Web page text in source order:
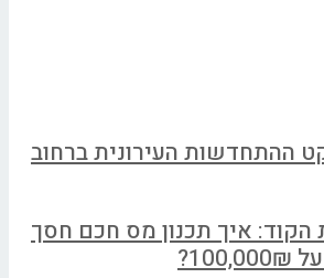
ההתחדשות העירונית ברחוב
איך תכנון מס חכם חסך